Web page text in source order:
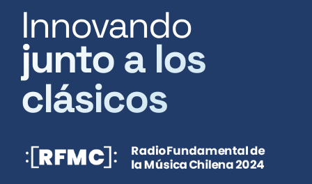
Innovando
junto a los
clásicos